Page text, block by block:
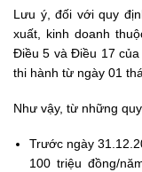
Lưu ý, đối với quy
xuất, kinh doanh
Điều 5 và Điều 17 của
thi hành từ ngày 01
Như vậy, từ những
Trước ngày
100 triệu đồng/